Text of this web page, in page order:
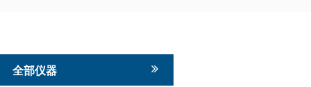
全部仪器